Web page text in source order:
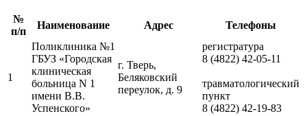
№
п/п
Наименование Адрес Телефоны
1
Поликлиника №1
ГБУЗ «Городская
клиническая
больница N 1
имени В.В.
Успенского»
г. Тверь,
Беляковский
переулок, д. 9
регистратура
8 (4822) 42-05-11
травматологический
пункт
8 (4822) 42-19-83